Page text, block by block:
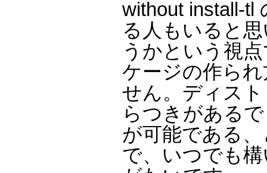
without install-tl
る人もいると
うかという視
ケージの作ら
せん。ディス
らつきがある
が可能である
で、いつでも